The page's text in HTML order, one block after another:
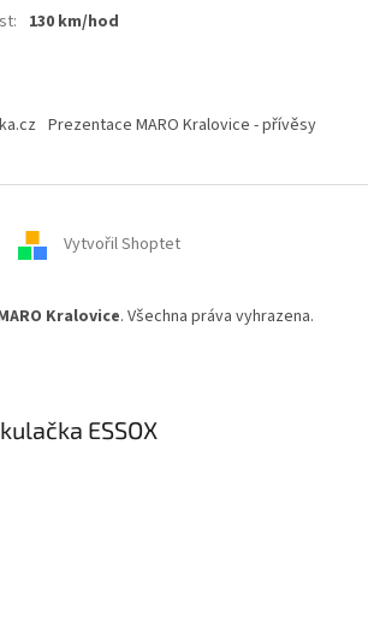
: 130 km/hod
Prezentace MARO Kralovice - přívěsy
Vytvořil Shoptet
Kralovice. Všechna práva vyhrazena.
ESSOX